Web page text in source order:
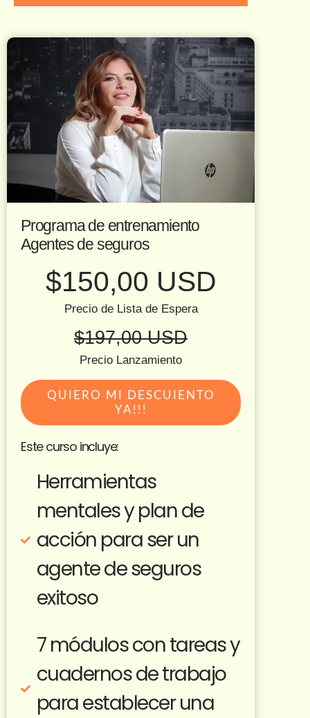
Programa de entrenamiento
Agentes de seguros
$150,00 USD
Precio de Lista de Espera
$197,00 USD
Precio Lanzamiento
QUIERO MI DESCUIENTO
YA!!!
Este curso incluye:
Herramientas
mentales y plan de
acción para ser un
agente de seguros
exitoso
7 módulos con tareas y
cuadernos de trabajo
para establecer una